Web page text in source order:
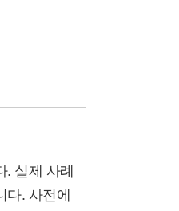
실제 사례
. 사전에